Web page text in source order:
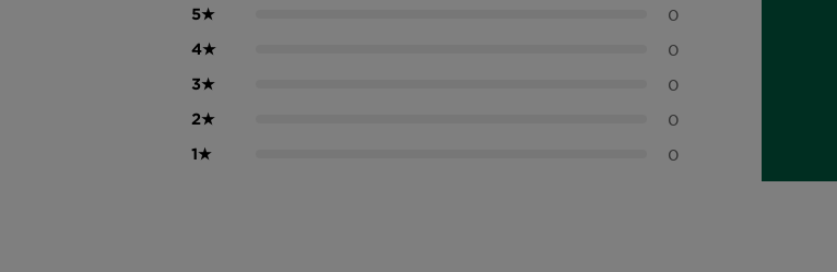
5★ 0
4★ 0
3★ 0
2★ 0
1★ 0